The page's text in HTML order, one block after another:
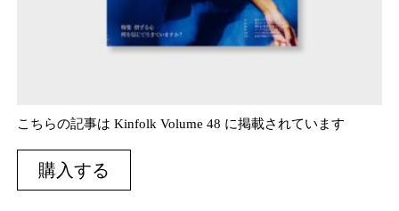
こちらの記事は Kinfolk Volume 48 に掲載されています
購入する